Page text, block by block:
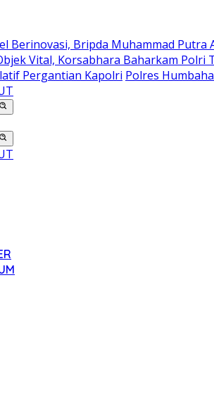
Berinovasi, Bripda Muhammad Putra
Vital, Korsabhara Baharkam
Pergantian Kapolri Polres